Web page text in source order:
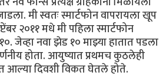
मी स्वतः स्मार्टफोन वापरायला खूप
२०११ मधे मी पहिला स्मार्टफोन
जेव्हा नवा झेड १० माझ्या हातात पडला
होता. आयुष्यात प्रथमच कुठलेही
आल्या दिवशी विकत घेतले होते.